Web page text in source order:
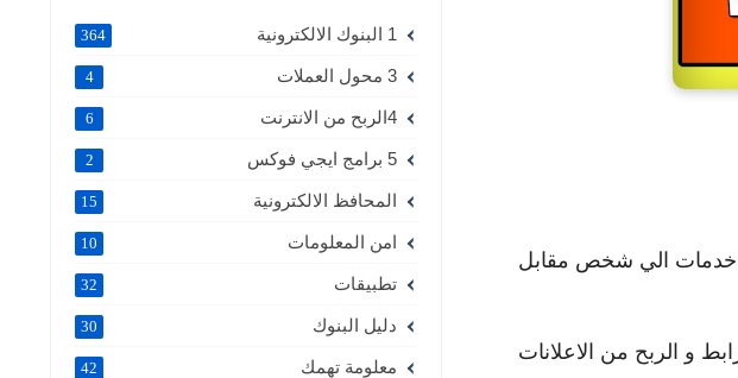
الي شخص مقابل
و الربح من الاعلانات
1 البنوك الالكترونية 364
3 محول العملات 4
4الربح من الانترنت 6
5 برامج ايجي فوكس 2
المحافظ الالكترونية 15
امن المعلومات 10
تطبيقات 32
دليل البنوك 30
معلومة تهمك 42